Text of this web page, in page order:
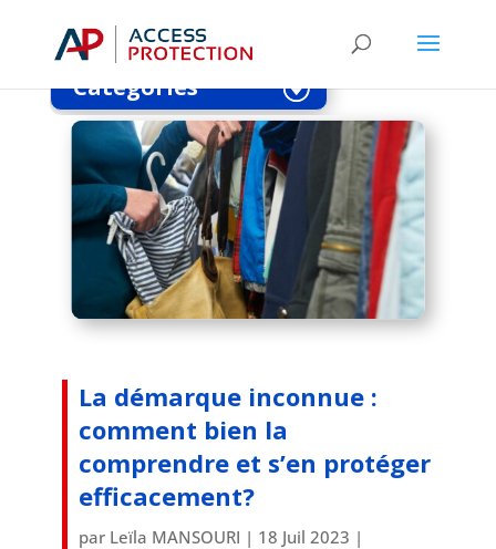
Catégories
La démarque inconnue :
comment bien la
comprendre et s’en protéger
efficacement?
par Leïla MANSOURI | 18 Juil 2023 |